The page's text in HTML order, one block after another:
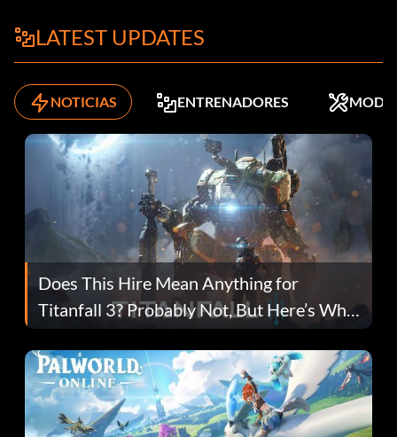
LATEST UPDATES
NOTICIAS ENTRENADORES MODS
Does This Hire Mean Anything for
Titanfall 3? Probably Not, But Here’s Why
Fans Are Hopeful